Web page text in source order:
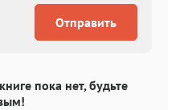
Отправить
пока нет, будьте